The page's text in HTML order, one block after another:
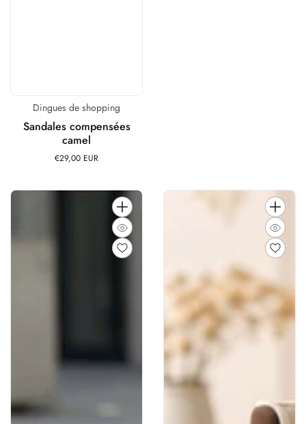
Distributeur :
Dingues de shopping
Sandales compensées
camel
Prix
€29,00 EUR